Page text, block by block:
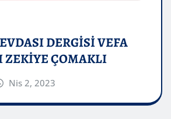
DERGİSİ VEFA
ZEKİYE ÇOMAKLI
Nis 2, 2023